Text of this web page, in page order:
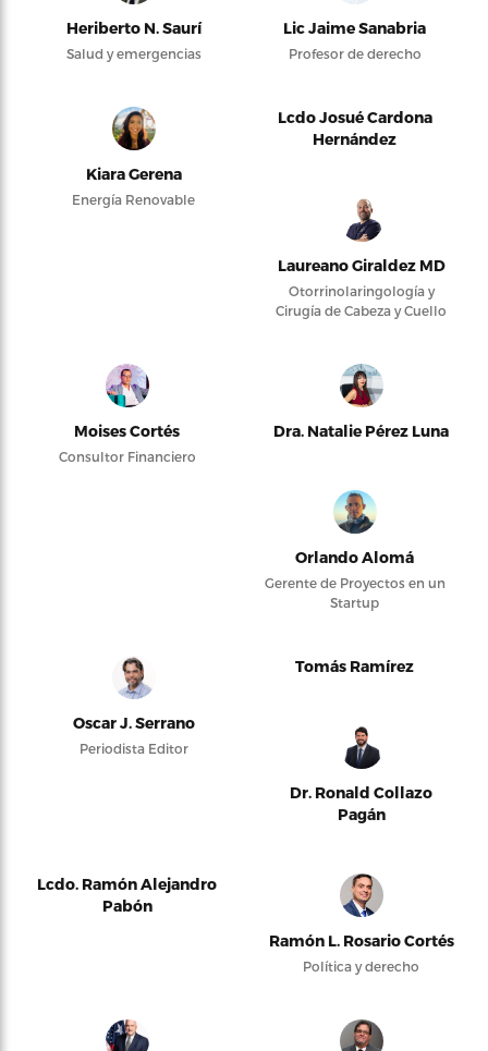
Heriberto N. Saurí
Salud y emergencias
Lic Jaime Sanabria
Profesor de derecho
Kiara Gerena
Energía Renovable
Lcdo Josué Cardona
Hernández
Laureano Giraldez MD
Otorrinolaringología y
Cirugía de Cabeza y Cuello
Moises Cortés
Consultor Financiero
Dra. Natalie Pérez Luna
Orlando Alomá
Gerente de Proyectos en un
Startup
Oscar J. Serrano
Periodista Editor
Tomás Ramírez
Dr. Ronald Collazo
Pagán
Lcdo. Ramón Alejandro
Pabón
Ramón L. Rosario Cortés
Política y derecho